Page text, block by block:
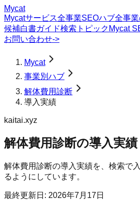
Mycat
Mycatサービス全事業SEOハブ全事
候補白書ガイド検索トピック Mycat
お問い合わせ->
Mycat
事業別ハブ
解体費用診断
導入実績
kaitai.xyz
解体費用診断の導入実績
解体費用診断の導入実績を、検索で
るようにしています。
最終更新日: 2026年7月17日